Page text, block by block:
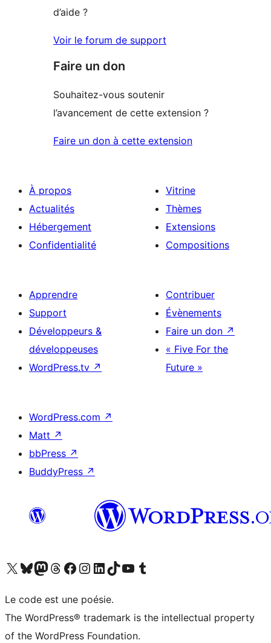
d’aide ?
Voir le forum de support
Faire un don
Souhaitez-vous soutenir
l’avancement de cette extension ?
Faire un don à cette extension
À propos
Actualités
Hébergement
Confidentialité
Vitrine
Thèmes
Extensions
Compositions
Apprendre
Support
Développeurs &
développeuses
WordPress.tv ↗
Contribuer
Évènements
Faire un don ↗
« Five For the
Future »
WordPress.com ↗
Matt ↗
bbPress ↗
BuddyPress ↗
Visitez notre compte X (précédemment Twitter)
Visiter notre compte Bluesky
Visiter notre compte Mastodon
Visiter notre compte Threads
Consulter notre compte Facebook
Consulter notre compte Instagram
Consulter notre compte LinkedIn
Visiter notre compte TokTok
Visiter notre chaîne YouTube
Visiter notre compte Tumblr
Le code est une poésie.
The WordPress® trademark is the intellectual property
of the WordPress Foundation.